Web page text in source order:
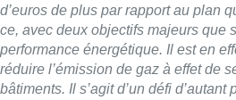
d’euros de plus par rapport au plan
ce, avec deux objectifs majeurs que
performance énergétique. Il est en
réduire l’émission de gaz à effet de
bâtiments. Il s’agit d’un défi